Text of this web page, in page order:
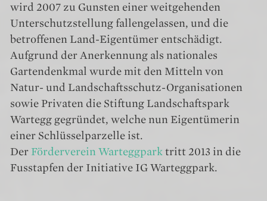
wird 2007 zu Gunsten einer weitgehenden
Unterschutzstellung fallengelassen, und die
betroffenen Land-Eigentümer entschädigt.
Aufgrund der Anerkennung als nationales
Gartendenkmal wurde mit den Mitteln von
Natur- und Landschaftsschutz-Organisationen
sowie Privaten die Stiftung Landschaftspark
Wartegg gegründet, welche nun Eigentümerin
einer Schlüsselparzelle ist.
Der Förderverein Warteggpark tritt 2013 in die
Fusstapfen der Initiative IG Warteggpark.